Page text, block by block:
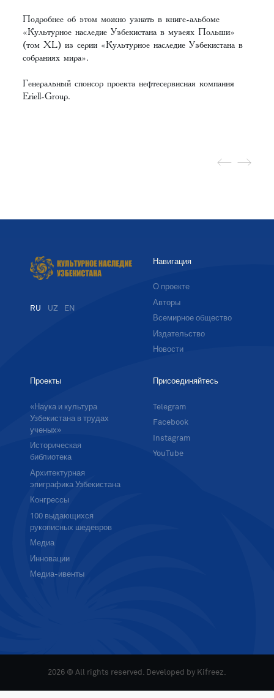
Подробнее об этом можно узнать в книге-альбоме
«Культурное наследие Узбекистана в музеях Польши»
(том XL) из серии «Культурное наследие Узбекистана в
собраниях мира».
Генеральный спонсор проекта нефтесервисная компания
Eriell-Group.
RU UZ EN
Навигация
О проекте
Авторы
Всемирное общество
Издательство
Новости
Проекты
«Наука и культура
Узбекистана в трудах
ученых»
Историческая
библиотека
Архитектурная
эпиграфика Узбекистана
Конгрессы
100 выдающихся
рукописных шедевров
Медиа
Инновации
Медиа-ивенты
Присоединяйтесь
Telegram
Facebook
Instagram
YouTube
2026 © All rights reserved. Developed by Kifreez.